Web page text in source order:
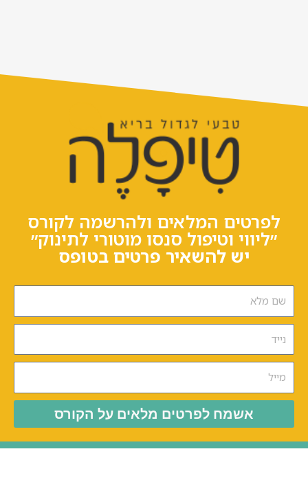
לפרטים המלאים ולהרשמה לקורס
״ליווי וטיפול סנסו מוטורי לתינוק״
יש להשאיר פרטים בטופס
אשמח לפרטים מלאים על הקורס